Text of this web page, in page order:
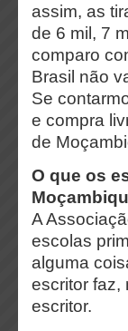
assim, as
de 6 mil, 7
comparo
Brasil não
Se
e compra
de
O que os
A
escolas
alguma
escritor faz,
escritor.